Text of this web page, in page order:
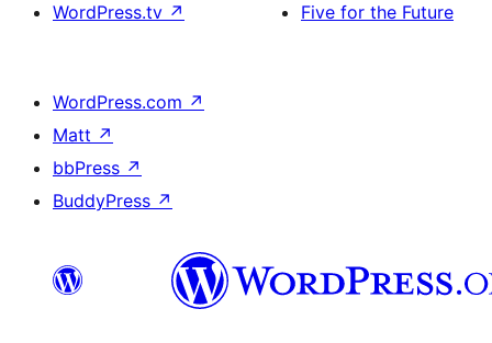
WordPress.tv ↗
Five for the Future
WordPress.com ↗
Matt ↗
bbPress ↗
BuddyPress ↗